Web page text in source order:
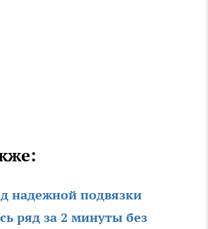
надежной подвязки
ряд за 2 минуты без